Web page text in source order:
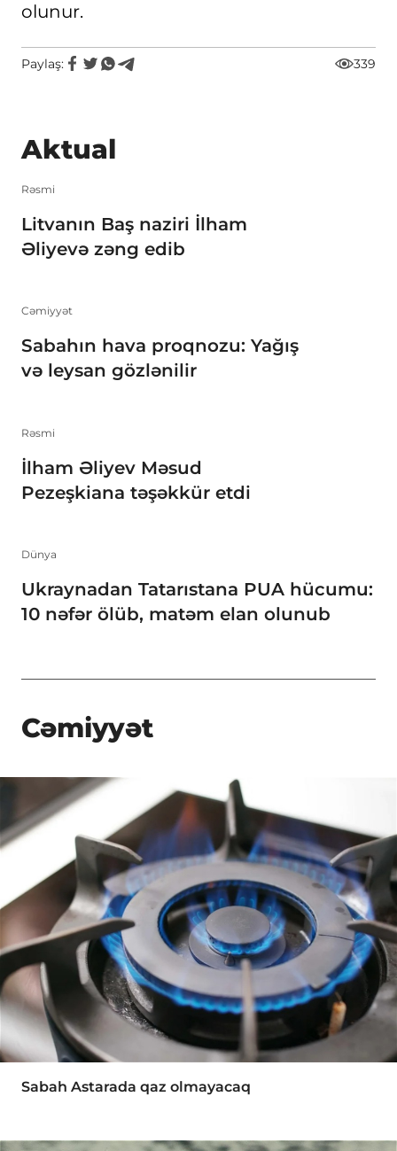
olunur.
Paylaş: 339
Aktual
Rəsmi
Litvanın Baş naziri İlham
Əliyevə zəng edib
Cəmiyyət
Sabahın hava proqnozu: Yağış
və leysan gözlənilir
Rəsmi
İlham Əliyev Məsud
Pezeşkiana təşəkkür etdi
Dünya
Ukraynadan Tatarıstana PUA hücumu:
10 nəfər ölüb, matəm elan olunub
Cəmiyyət
Sabah Astarada qaz olmayacaq